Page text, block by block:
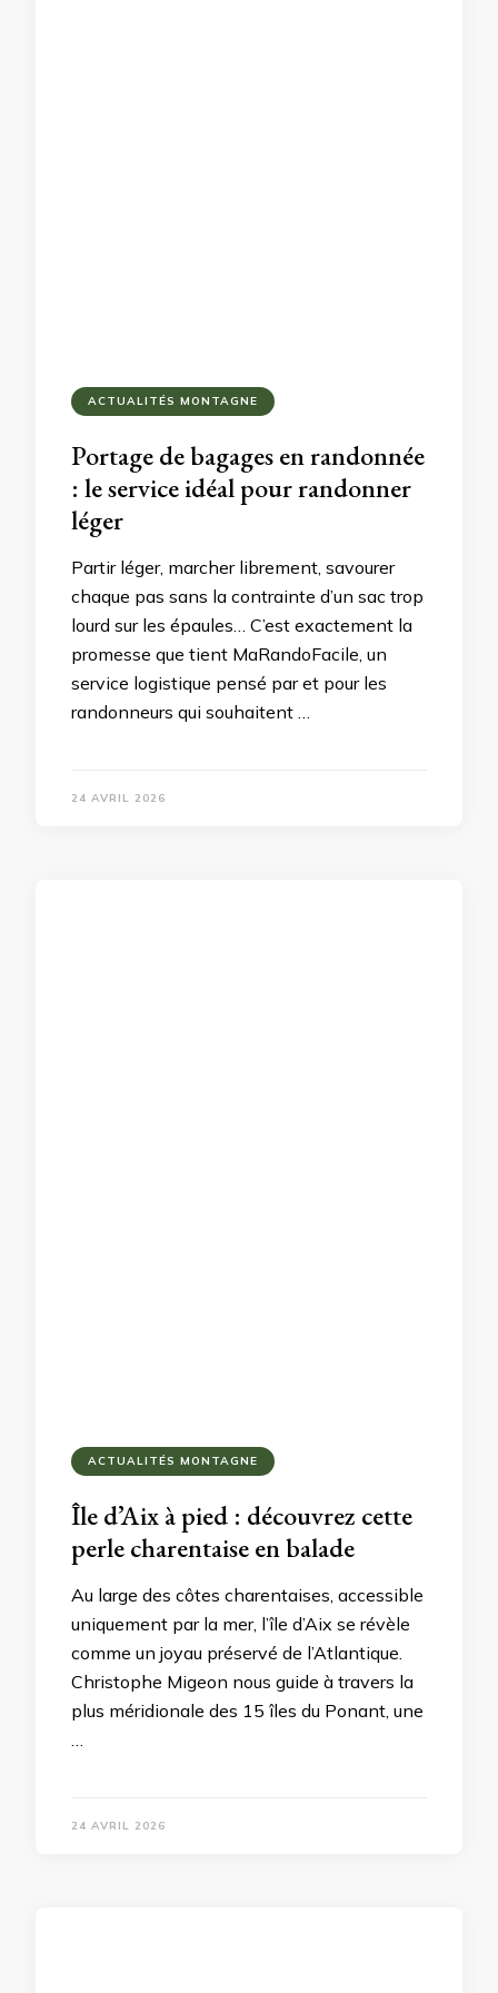
ACTUALITÉS MONTAGNE
Portage de bagages en randonnée
: le service idéal pour randonner
léger
Partir léger, marcher librement, savourer
chaque pas sans la contrainte d’un sac trop
lourd sur les épaules… C’est exactement la
promesse que tient MaRandoFacile, un
service logistique pensé par et pour les
randonneurs qui souhaitent …
24 AVRIL 2026
ACTUALITÉS MONTAGNE
Île d’Aix à pied : découvrez cette
perle charentaise en balade
Au large des côtes charentaises, accessible
uniquement par la mer, l’île d’Aix se révèle
comme un joyau préservé de l’Atlantique.
Christophe Migeon nous guide à travers la
plus méridionale des 15 îles du Ponant, une
…
24 AVRIL 2026